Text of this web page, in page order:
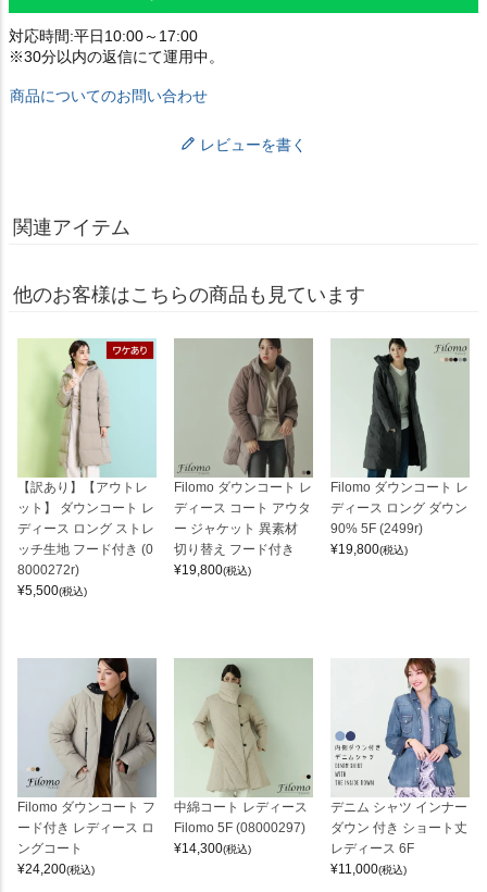
対応時間:平日10:00～17:00
※30分以内の返信にて運用中。
商品についてのお問い合わせ
レビューを書く
関連アイテム
他のお客様はこちらの商品も見ています
【訳あり】【アウトレ
ット】 ダウンコート レ
ディース ロング ストレ
ッチ生地 フード付き (0
8000272r)
¥5,500(税込)
Filomo ダウンコート レ
ディース コート アウタ
ー ジャケット 異素材
切り替え フード付き
¥19,800(税込)
Filomo ダウンコート レ
ディース ロング ダウン
90% 5F (2499r)
¥19,800(税込)
Filomo ダウンコート フ
ード付き レディース ロ
ングコート
¥24,200(税込)
中綿コート レディース
Filomo 5F (08000297)
¥14,300(税込)
デニム シャツ インナー
ダウン 付き ショート丈
レディース 6F
¥11,000(税込)